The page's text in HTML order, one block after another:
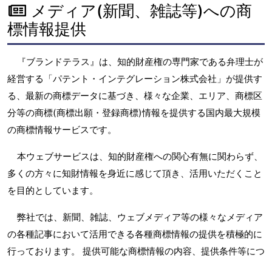
メディア(新聞、雑誌等)への商
標情報提供
『ブランドテラス』は、知的財産権の専門家である弁理士が
経営する「パテント・インテグレーション株式会社」が提供す
る、最新の商標データに基づき、様々な企業、エリア、商標区
分等の商標(商標出願・登録商標)情報を提供する国内最大規模
の商標情報サービスです。
本ウェブサービスは、知的財産権への関心有無に関わらず、
多くの方々に知財情報を身近に感じて頂き、活用いただくこと
を目的としています。
弊社では、新聞、雑誌、ウェブメディア等の様々なメディア
の各種記事において活用できる各種商標情報の提供を積極的に
行っております。 提供可能な商標情報の内容、提供条件等につ